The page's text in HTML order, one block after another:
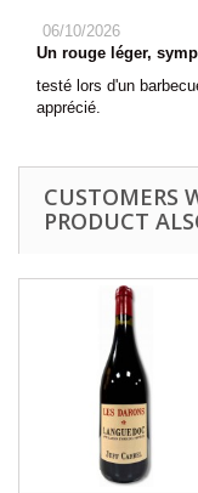
06/10/2026
Un rouge léger,
testé lors d'un
apprécié.
CUSTOMERS
PRODUCT